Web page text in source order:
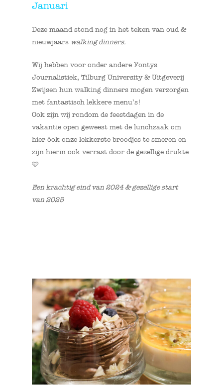
Januari
Deze maand stond nog in het teken van oud &
nieuwjaars walking dinners.
Wij hebben voor onder andere Fontys
Journalistiek, Tilburg University & Uitgeverij
Zwijsen hun walking dinners mogen verzorgen
met fantastisch lekkere menu’s!
Ook zijn wij rondom de feestdagen in de
vakantie open geweest met de lunchzaak om
hier óok onze lekkerste broodjes te smeren en
zijn hierin ook verrast door de gezellige drukte
🩵
Een krachtig eind van 2024 & gezellige start
van 2025